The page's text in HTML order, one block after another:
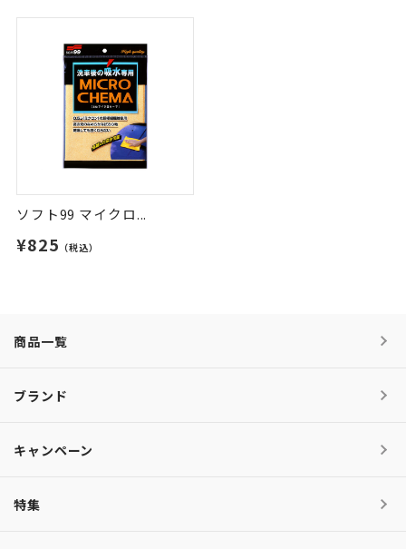
ソフト99 マイクロ...
¥825 （税込）
商品一覧
ブランド
キャンペーン
特集